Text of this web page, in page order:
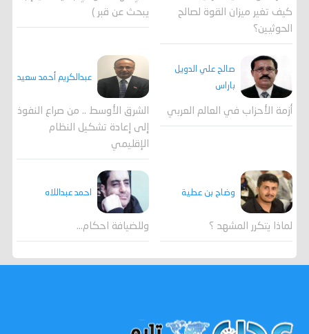
كيف تغير ميزان القوة لصالح
الحوثيين؟
يبحث عن قبر )
صالح علي الدويل
باراس
أزمة الأحزاب في العالم العربي
عبدالكريم أحمد سعيد
الشرق الأوسط .. من صراع النفوذ
إلى إعادة تشكيل النظام
الإقليمي
وضاح بن عطية
لماذا يتكرر المشهد ؟
احمد عبداللاه
وللضيافة احكام…